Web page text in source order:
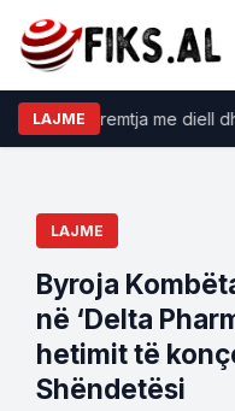
LAJME
E premtja me diell
LAJME
Byroja
në ‘Delta
hetimit të
Shëndetësi